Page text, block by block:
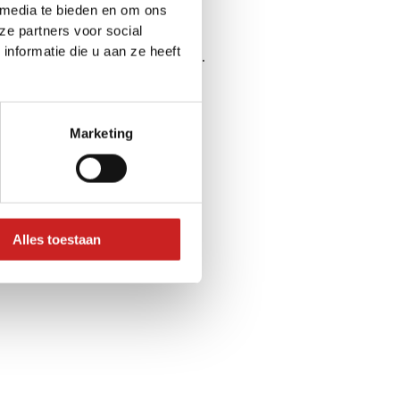
te bieden en om ons
partners voor social
die u aan ze heeft
Marketing
Alles toestaan
console for more information).